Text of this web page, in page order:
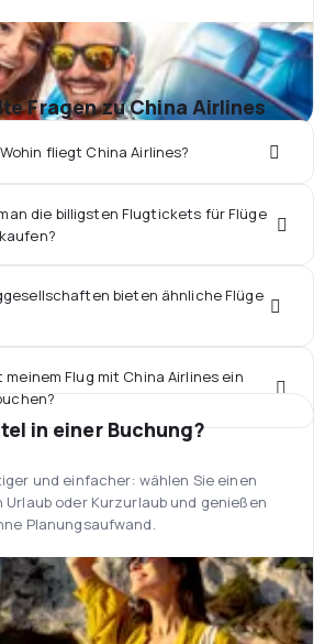
Fragen zu China Airlines
fliegt China Airlines?
die billigsten Flugtickets für Flüge
bieten ähnliche Flüge
Flug mit China Airlines ein
in einer Buchung?
und einfacher: wählen Sie einen
oder Kurzurlaub und genießen
Planungsaufwand.